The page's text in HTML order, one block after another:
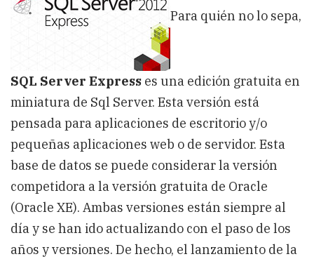
Express
2012
Para quién no lo sepa,
SQL Server Express es una edición gratuita en
miniatura de Sql Server. Esta versión está
pensada para aplicaciones de escritorio y/o
pequeñas aplicaciones web o de servidor. Esta
base de datos se puede considerar la versión
competidora a la versión gratuita de Oracle
(Oracle XE). Ambas versiones están siempre al
día y se han ido actualizando con el paso de los
años y versiones. De hecho, el lanzamiento de la